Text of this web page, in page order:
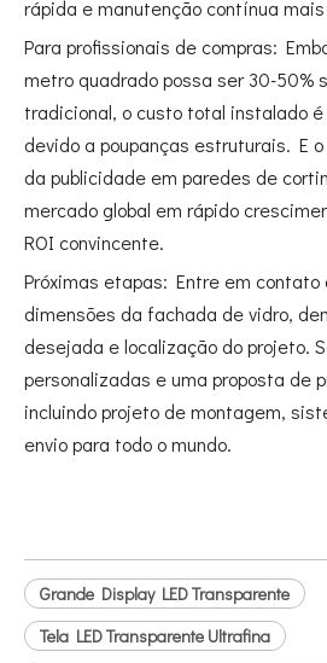
rápida e manutenção contínua
Para profissionais de compras:
metro quadrado possa ser 30-50%
tradicional, o custo total instalado
devido a poupanças estruturais. E
da publicidade em paredes de
mercado global em rápido
ROI convincente.
Próximas etapas: Entre em contato
dimensões da fachada de vidro,
desejada e localização do projeto.
personalizadas e uma proposta de
incluindo projeto de montagem,
envio para todo o mundo.
Grande Display LED Transparente
Tela LED Transparente Ultrafina